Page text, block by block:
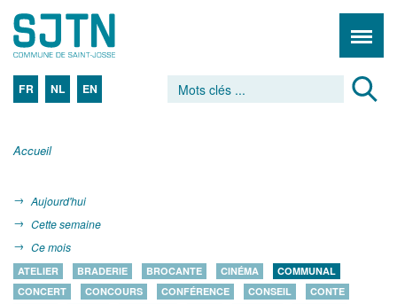
FR NL EN
Accueil
Aujourd'hui
Cette semaine
Ce mois
ATELIER BRADERIE BROCANTE CINÉMA
COMMUNAL
CONCERT
CONCOURS CONFÉRENCE CONSEIL
CONTE